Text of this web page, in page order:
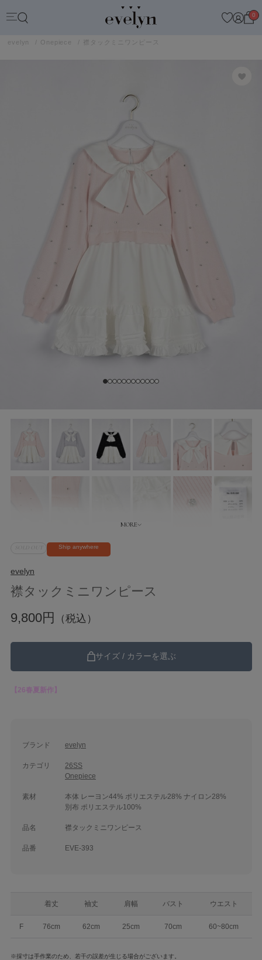
0
evelyn Onepiece 襟タックミニワンピース
Ship anywhere
evelyn
襟タックミニワンピース
9,800円
（税込）
サイズ / カラーを選ぶ
【26春夏新作】
ブランド evelyn
カテゴリ
26SS
Onepiece
素材
本体 レーヨン44% ポリエステル28% ナイロン28%
別布 ポリエステル100%
品名 襟タックミニワンピース
品番 EVE-393
着丈 袖丈 肩幅 バスト ウエスト
F 76cm 62cm 25cm 70cm 60~80cm
※採寸は手作業のため、若干の誤差が生じる場合がございます。